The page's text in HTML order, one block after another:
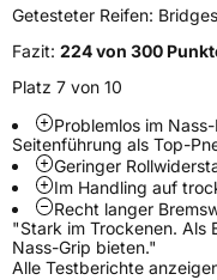
ZustandNeureifen
RunflatRFT
Empfohlen für BMW*
EU Label
Effizienz C
Getesteter Reifen:
Fazit: 224 von 300
Platz 7 von 10
Problemlos im
Seitenführung als Top-
Geringer
Im Handling auf
Recht langer
"Stark im Trockenen. Als
Nass-Grip bieten."
Alle Testberichte